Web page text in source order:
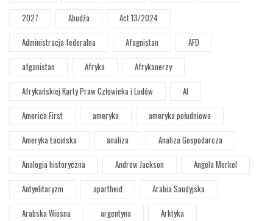
2027
Abudża
Act 13/2024
Administracja federalna
Afagnistan
AFD
afganistan
Afryka
Afrykanerzy
Afrykańskiej Karty Praw Człowieka i Ludów
AI
America First
ameryka
ameryka południowa
Ameryka Łacińska
analiza
Analiza Gospodarcza
Analogia historyczna
Andrew Jackson
Angela Merkel
Antyelitaryzm
apartheid
Arabia Saudyjska
Arabska Wiosna
argentyna
Arktyka